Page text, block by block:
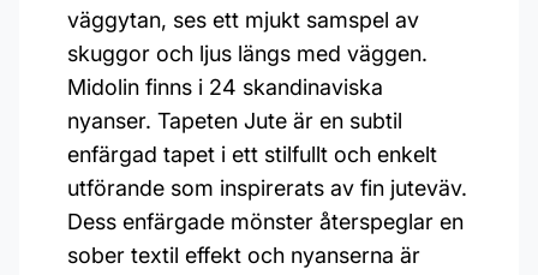
väggytan, ses ett mjukt samspel av
skuggor och ljus längs med väggen.
Midolin finns i 24 skandinaviska
nyanser. Tapeten Jute är en subtil
enfärgad tapet i ett stilfullt och enkelt
utförande som inspirerats av fin juteväv.
Dess enfärgade mönster återspeglar en
sober textil effekt och nyanserna är